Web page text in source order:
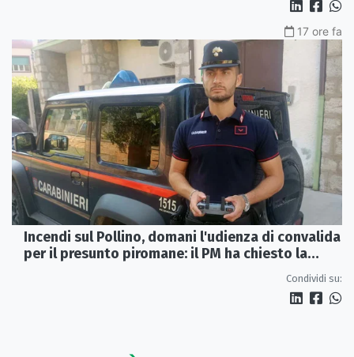
17 ore fa
Incendi sul Pollino, domani l'udienza di convalida
per il presunto piromane: il PM ha chiesto la
Condividi su: